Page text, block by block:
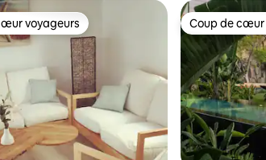
voyageurs
voyageurs Coup de cœur
Coup de cœur